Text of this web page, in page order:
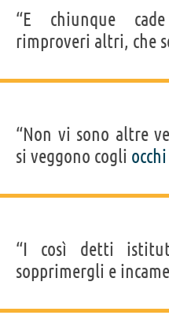
“E chiunque
rimproveri altri, che
“Non vi sono altre
si veggono cogli occhi
“I così detti
sopprimergli e